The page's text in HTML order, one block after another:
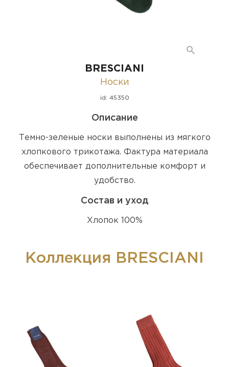
BRESCIANI
Носки
id: 45350
Описание
Темно-зеленые носки выполнены из мягкого
хлопкового трикотажа. Фактура материала
обеспечивает дополнительные комфорт и
удобство.
Состав и уход
Хлопок 100%
Коллекция BRESCIANI